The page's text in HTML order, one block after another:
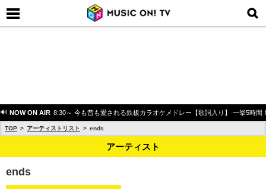
NOW ON AIR 8:30～ 今も昔も愛される鉄板カラオケメドレー【歌詞入り】 一挙5時間
TOP アーティストリスト ends
アーティスト
ends